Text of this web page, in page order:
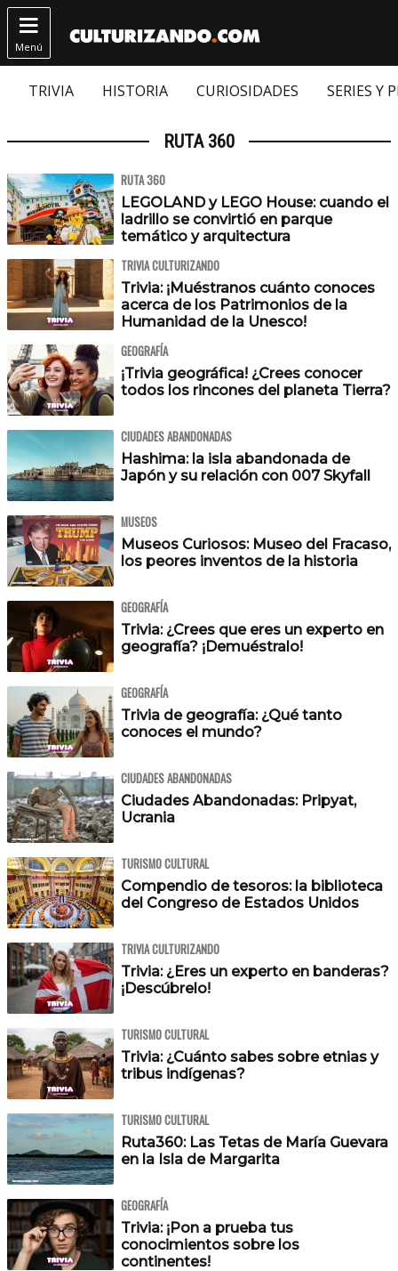

Menú
TRIVIA HISTORIA CURIOSIDADES SERIES Y
RUTA 360
RUTA 360
LEGOLAND y LEGO House: cuando el
ladrillo se convirtió en parque
temático y arquitectura
TRIVIA CULTURIZANDO
Trivia: ¡Muéstranos cuánto conoces
acerca de los Patrimonios de la
Humanidad de la Unesco!
GEOGRAFÍA
¡Trivia geográfica! ¿Crees conocer
todos los rincones del planeta Tierra?
CIUDADES ABANDONADAS
Hashima: la isla abandonada de
Japón y su relación con 007 Skyfall
MUSEOS
Museos Curiosos: Museo del Fracaso,
los peores inventos de la historia
GEOGRAFÍA
Trivia: ¿Crees que eres un experto en
geografía? ¡Demuéstralo!
GEOGRAFÍA
Trivia de geografía: ¿Qué tanto
conoces el mundo?
CIUDADES ABANDONADAS
Ciudades Abandonadas: Pripyat,
Ucrania
TURISMO CULTURAL
Compendio de tesoros: la biblioteca
del Congreso de Estados Unidos
TRIVIA CULTURIZANDO
Trivia: ¿Eres un experto en banderas?
¡Descúbrelo!
TURISMO CULTURAL
Trivia: ¿Cuánto sabes sobre etnias y
tribus indígenas?
TURISMO CULTURAL
Ruta360: Las Tetas de María Guevara
en la Isla de Margarita
GEOGRAFÍA
Trivia: ¡Pon a prueba tus
conocimientos sobre los
continentes!